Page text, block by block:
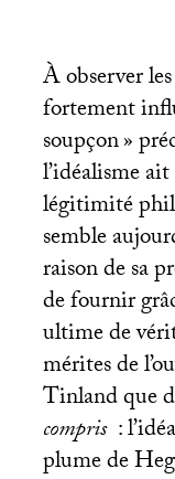
À observer
fortement
soupçon»
l’idéalisme
légitimité
semble
raison de sa
de fournir
ultime de
mérites de
Tinland que
compris :
plume de